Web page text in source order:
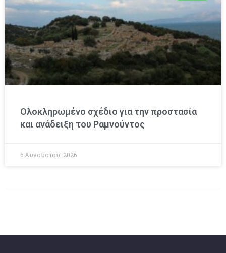
Ολοκληρωμένο σχέδιο για την προστασία
και ανάδειξη του Ραμνούντος
6 Αυγούστου, 2026